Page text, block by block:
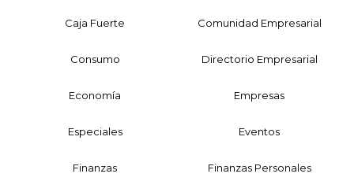
Caja Fuerte Comunidad Empresarial
Consumo Directorio Empresarial
Economía Empresas
Especiales Eventos
Finanzas Finanzas Personales